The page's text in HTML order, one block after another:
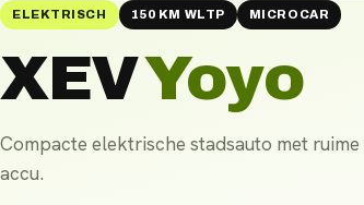
ELEKTRISCH 150 KM WLTP MICROCAR
XEVYoyo
Compacte elektrische stadsauto met
accu.